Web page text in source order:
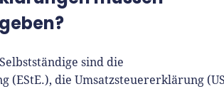
sind die
(EStE.), die Umsatzsteuererklärung